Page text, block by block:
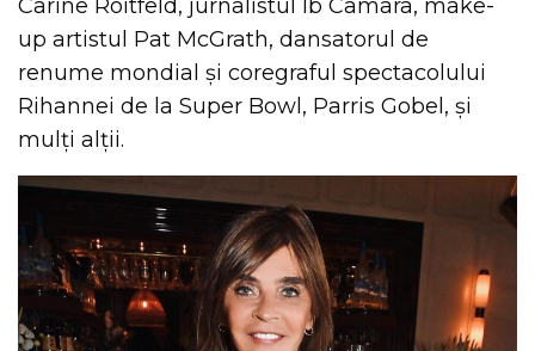
Carine Roitfeld, jurnalistul Ib Camara, make-
up artistul Pat McGrath, dansatorul de
renume mondial și coregraful spectacolului
Rihannei de la Super Bowl, Parris Gobel, și
mulți alții.